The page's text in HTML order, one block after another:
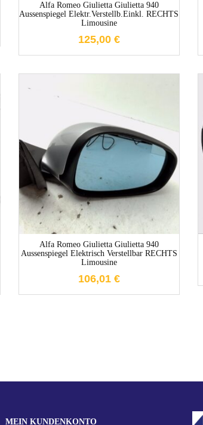
Alfa Romeo Giulietta Giulietta 940
Aussenspiegel Elektr.verstellb.einkl. RECHTS
Limousine
125,00 €
Alfa Romeo Giulietta Giulietta 940
Aussenspiegel Elektrisch Verstellbar RECHTS
Limousine
106,01 €
MEIN KUNDENKONTO